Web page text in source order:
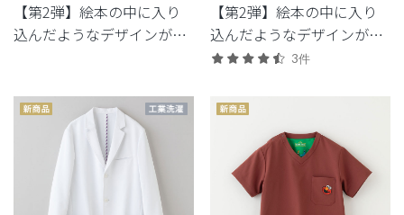
【第2弾】絵本の中に入り
込んだようなデザインが魅
【第2弾】絵本の中に入り
込んだようなデザインが魅
力。
3件